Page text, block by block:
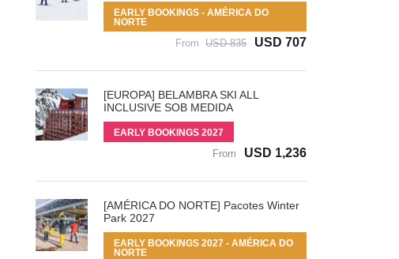
EARLY BOOKINGS - AMÉRICA DO
NORTE
From USD 835 USD 707
[EUROPA] BELAMBRA SKI ALL
INCLUSIVE SOB MEDIDA
EARLY BOOKINGS 2027
From USD 1,236
[AMÉRICA DO NORTE] Pacotes Winter
Park 2027
EARLY BOOKINGS 2027 - AMÉRICA DO
NORTE